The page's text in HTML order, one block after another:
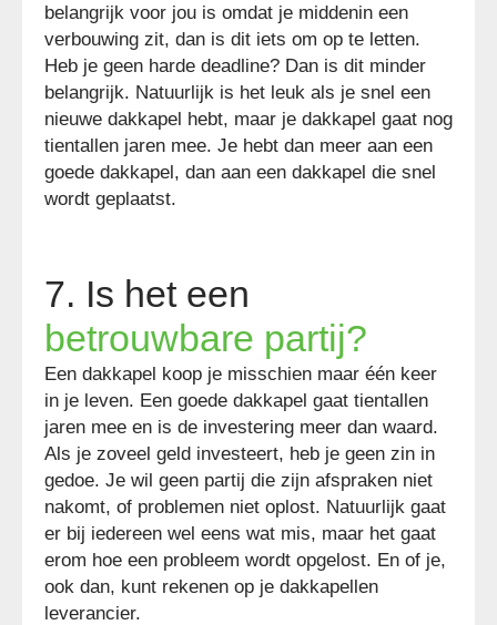
belangrijk voor jou is omdat je middenin een
verbouwing zit, dan is dit iets om op te letten.
Heb je geen harde deadline? Dan is dit minder
belangrijk. Natuurlijk is het leuk als je snel een
nieuwe dakkapel hebt, maar je dakkapel gaat nog
tientallen jaren mee. Je hebt dan meer aan een
goede dakkapel, dan aan een dakkapel die snel
wordt geplaatst.
7. Is het een
betrouwbare partij?
Een dakkapel koop je misschien maar één keer
in je leven. Een goede dakkapel gaat tientallen
jaren mee en is de investering meer dan waard.
Als je zoveel geld investeert, heb je geen zin in
gedoe. Je wil geen partij die zijn afspraken niet
nakomt, of problemen niet oplost. Natuurlijk gaat
er bij iedereen wel eens wat mis, maar het gaat
erom hoe een probleem wordt opgelost. En of je,
ook dan, kunt rekenen op je dakkapellen
leverancier.